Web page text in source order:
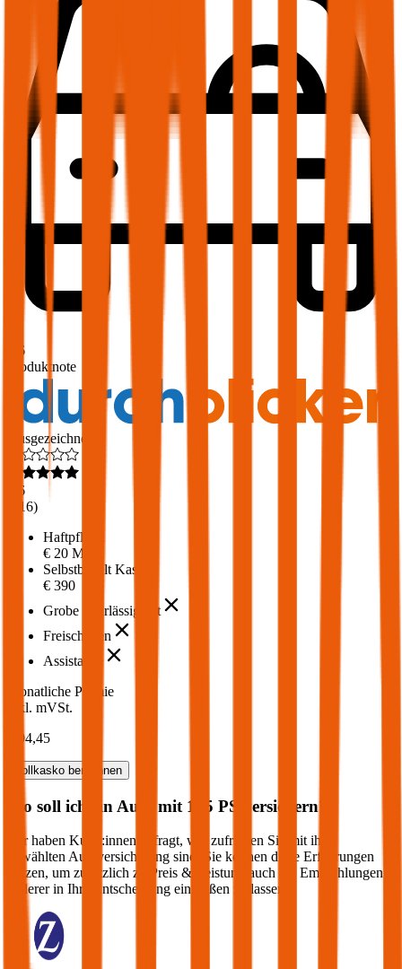
1,6
Produktnote
Ausgezeichnet
4,6
216)
Haftpflicht
€ 20 Mio.
Selbstbehalt Kasko
€ 390
Grobe Fahrlässigkeit
Freischaden
Assistance
Monatliche Prämie
inkl. mVSt.
€ 94,45
Vollkasko berechnen
Wo soll ich ein Auto mit 105 PS versichern?
Wir haben Kund:innen befragt, wie zufrieden Sie mit ihrer
gewählten Autoversicherung sind. Sie können diese Erfahrungen
nutzen, um zusätzlich zu Preis & Leistung auch die Empfehlungen
anderer in Ihre Entscheidung einfließen zu lassen: